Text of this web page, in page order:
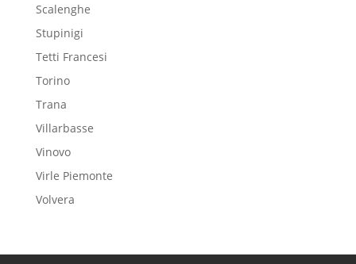
Scalenghe
Stupinigi
Tetti Francesi
Torino
Trana
Villarbasse
Vinovo
Virle Piemonte
Volvera